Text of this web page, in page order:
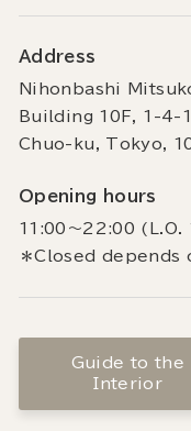
Address
Nihonbashi
Building 10F, 1-4-
Chuo-ku, Tokyo,
Opening hours
11:00～22:00 (L.O.
＊Closed
Guide to the
Interior